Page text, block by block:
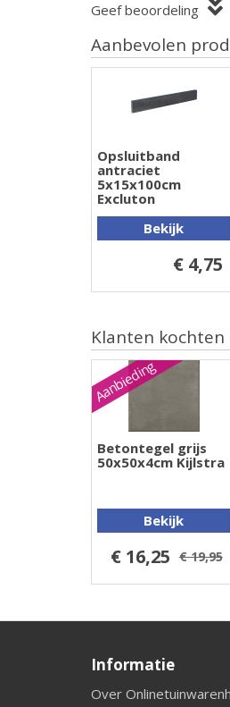
Geef beoordeling
Aanbevolen
Opsluitband
antraciet
5x15x100cm
Excluton
Bekijk
€ 4,75
Klanten kochten
Aanbieding
Betontegel grijs
50x50x4cm Kijlstra
Bekijk
€ 16,25 € 19,95
Informatie
Over